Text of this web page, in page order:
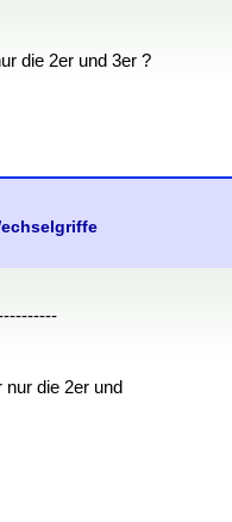
die 2er und 3er ?
die 2er und